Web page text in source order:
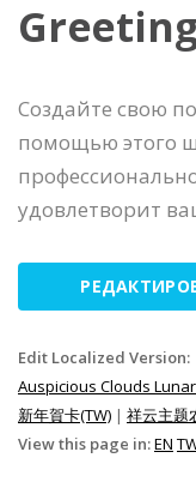
Создайте свою
помощью этого
удовлетворит
Edit Localized Version:
Auspicious Clouds
新年賀卡(TW) | 祥云主题
View this page in:EN